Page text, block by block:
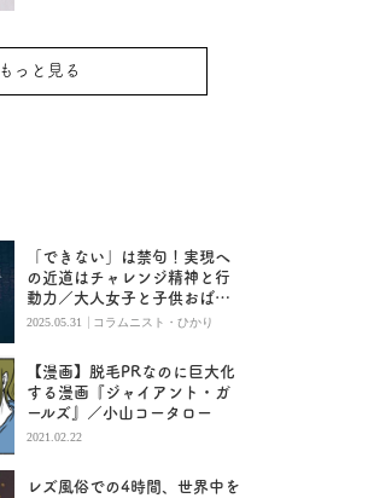
もっと見る
「できない」は禁句！実現へ
の近道はチャレンジ精神と行
動力／大人女子と子供おばさ
んの恋愛の違い
2025.05.31 | コラムニスト・ひかり
【漫画】脱毛PRなのに巨大化
する漫画『ジャイアント・ガ
ールズ』／小山コータロー
2021.02.22
レズ風俗での4時間、世界中を